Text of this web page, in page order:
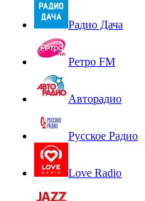
Радио Дача
Ретро FM
Авторадио
Русское Радио
Love Radio